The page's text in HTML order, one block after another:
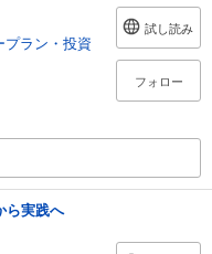
プラン・投資
試し読み
フォロー
ら実践へ